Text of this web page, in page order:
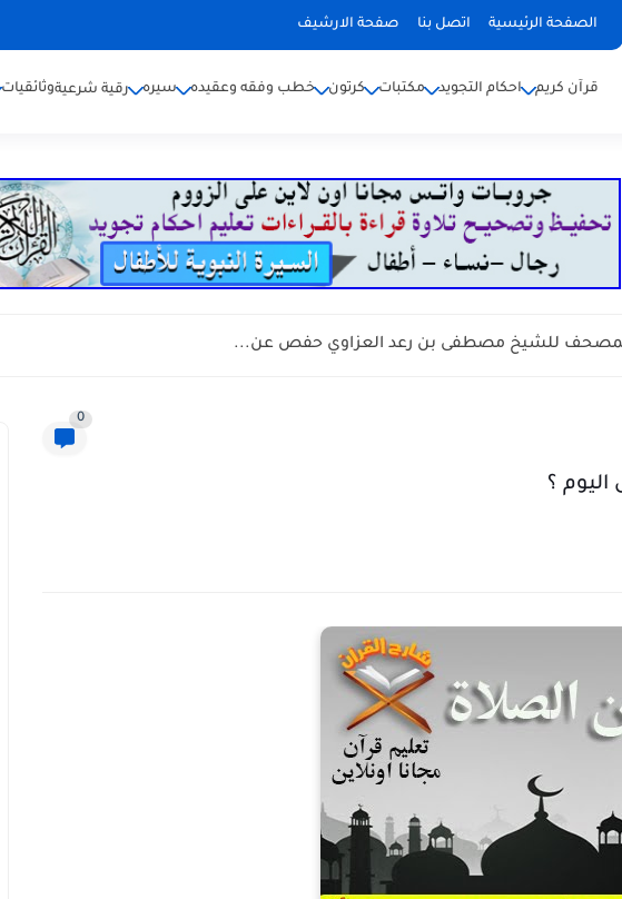
الصفحة الرئيسية اتصل بنا صفحة الارشيف
قرآن كريم احكام التجويد مكتبات كرتون خطب وفقه وعقيده سيره رقية شرعيةوثائقيات
للشيخ مصطفى بن رعد العزاوي حفص عن...
0
؟